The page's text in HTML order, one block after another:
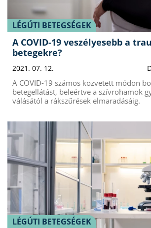
LÉGÚTI BETEGSÉGEK
A COVID-19 veszélyesebb a
betegekre?
2021. 07. 12.
A COVID-19 számos közvetett módon
betegellátást, beleértve a szívrohamok
válásától a rákszűrések elmaradásáig.
LÉGÚTI BETEGSÉGEK